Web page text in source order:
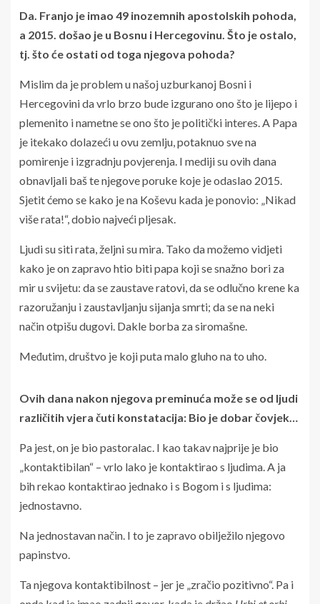
Da. Franjo je imao 49 inozemnih apostolskih pohoda,
a 2015. došao je u Bosnu i Hercegovinu. Što je ostalo,
tj. što će ostati od toga njegova pohoda?
Mislim da je problem u našoj uzburkanoj Bosni i
Hercegovini da vrlo brzo bude izgurano ono što je lijepo i
plemenito i nametne se ono što je politički interes. A Papa
je itekako dolazeći u ovu zemlju, potaknuo sve na
pomirenje i izgradnju povjerenja. I mediji su ovih dana
obnavljali baš te njegove poruke koje je odaslao 2015.
Sjetit ćemo se kako je na Koševu kada je ponovio: „Nikad
više rata!“, dobio najveći pljesak.
Ljudi su siti rata, željni su mira. Tako da možemo vidjeti
kako je on zapravo htio biti papa koji se snažno bori za
mir u svijetu: da se zaustave ratovi, da se odlučno krene ka
razoružanju i zaustavljanju sijanja smrti; da se na neki
način otpišu dugovi. Dakle borba za siromašne.
Međutim, društvo je koji puta malo gluho na to uho.
Ovih dana nakon njegova preminuća može se od ljudi
različitih vjera čuti konstatacija: Bio je dobar čovjek…
Pa jest, on je bio pastoralac. I kao takav najprije je bio
„kontaktibilan“ – vrlo lako je kontaktirao s ljudima. A ja
bih rekao kontaktirao jednako i s Bogom i s ljudima:
jednostavno.
Na jednostavan način. I to je zapravo obilježilo njegovo
papinstvo.
Ta njegova kontaktibilnost – jer je „zračio pozitivno“. Pa i